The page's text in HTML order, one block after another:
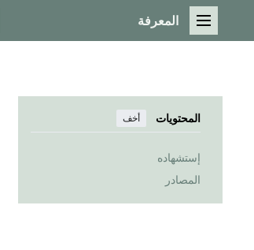
القائمة الرئيسية
المعرفة
المحتويات أخف
إستشهاده
المصادر